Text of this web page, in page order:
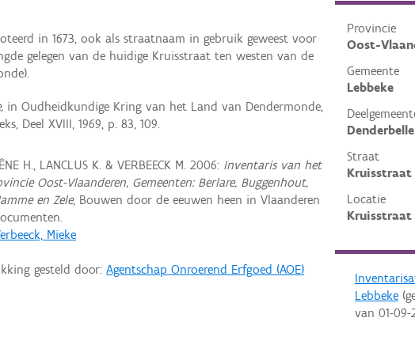
Provincie
Oost-
Gemeente
Lebbeke
Denderbelle
Straat
Kruisstraat
Locatie
Kruisstraat
Lebbeke
van 01-09-
in 1673, ook als straatnaam in gebruik geweest voor
gelegen van de huidige Kruisstraat ten westen van de
in Oudheidkundige Kring van het Land van Dendermonde,
Deel XVIII, 1969, p. 83, 109.
H., LANCLUS K. & VERBEECK M. 2006: Inventaris van het
Oost-Vlaanderen, Gemeenten: Berlare, Buggenhout,
en Zele, Bouwen door de eeuwen heen in Vlaanderen
Mieke
gesteld door:Agentschap Onroerend Erfgoed (AOE)